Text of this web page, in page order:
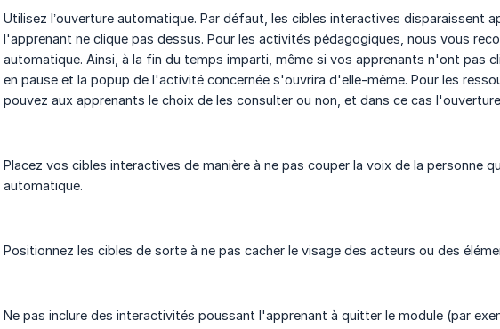
Utilisez l’ouverture automatique. Par défaut, les cibles interactives disparaissent
l'apprenant ne clique pas dessus. Pour les activités pédagogiques, nous vous
automatique. Ainsi, à la fin du temps imparti, même si vos apprenants n'ont pas
en pause et la popup de l'activité concernée s'ouvrira d'elle-même. Pour les
pouvez aux apprenants le choix de les consulter ou non, et dans ce cas
Placez vos cibles interactives de manière à ne pas couper la voix de la personne
automatique.
Positionnez les cibles de sorte à ne pas cacher le visage des acteurs ou des
Ne pas inclure des interactivités poussant l'apprenant à quitter le module (par